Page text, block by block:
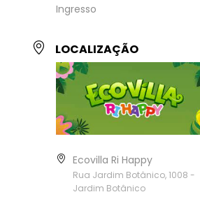
Ingresso
LOCALIZAÇÃO
Ecovilla Ri Happy
Rua Jardim Botânico, 1008 -
Jardim Botânico